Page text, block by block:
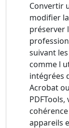
Convertir
modifier
préserver
suivant
comme l
intégrées
Acrobat
appareils